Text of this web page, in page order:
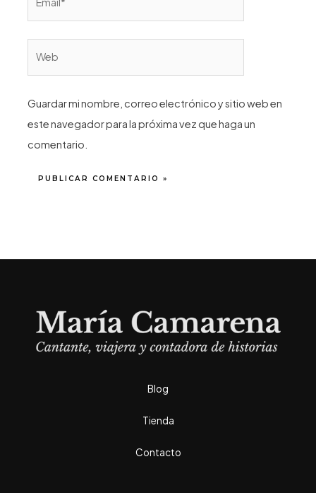
Guardar mi nombre, correo electrónico y sitio web en
este navegador para la próxima vez que haga un
comentario.
Blog
Tienda
Contacto